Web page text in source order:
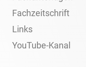
Fachzeitschrift
Links
YouTube-Kanal